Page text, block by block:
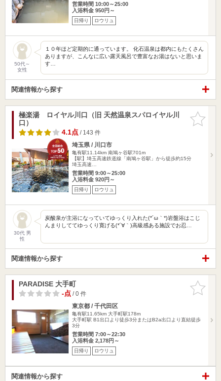
営業時間 10:00～25:00
入浴料金 950円～
日帰り ロウリュ
50代～
女性
１０年ほど定期的に通っています。 化石温泉は都内にもたくさん
ありますが、こんなに広い露天風呂で豊富なお湯はないと思いま
す…
関連情報から探す
お気に入
りに追加
極楽湯 ロイヤル川口（旧 天然温泉スパロイヤル川
口）
4.1点/ 143 件
埼玉県 / 川口市
亀有駅11.14km 南鳩ヶ谷駅701m
【駅】埼玉高速鉄道線「南鳩ヶ谷駅」から徒歩約15分
埼玉高速…
営業時間 9:00～25:00
入浴料金 920円～
日帰り ロウリュ
30代 男
性
炭酸泉が主浴になっていてゆっくり入れた(*´ω｀*)岩盤浴はこじ
んまりしててゆっくり寛げる(*´∀｀)高級感ある施設でお忍…
関連情報から探す
お気に入
りに追加
PARADISE 大手町
-点/ 0 件
東京都 / 千代田区
亀有駅11.65km 大手町駅178m
大手町駅 B1出口より徒歩3分またはB2a出口より直結徒歩
3分
営業時間 7:00～22:30
入浴料金 2,178円～
日帰り ロウリュ
関連情報から探す